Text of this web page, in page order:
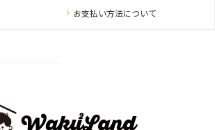
お支払い方法について